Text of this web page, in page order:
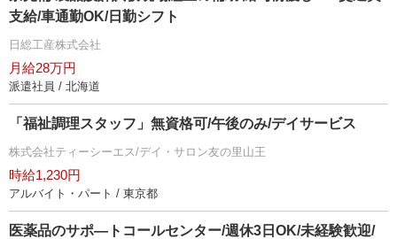
支給/車通勤OK/日勤シフト
日総工産株式会社
月給28万円
派遣社員 / 北海道
「福祉調理スタッフ」無資格可/午後のみ/デイサービス
株式会社ティーシーエス/デイ・サロン友の里山王
時給1,230円
アルバイト・パート / 東京都
医薬品のサポ―トコールセンター/週休3日OK/未経験歓迎/